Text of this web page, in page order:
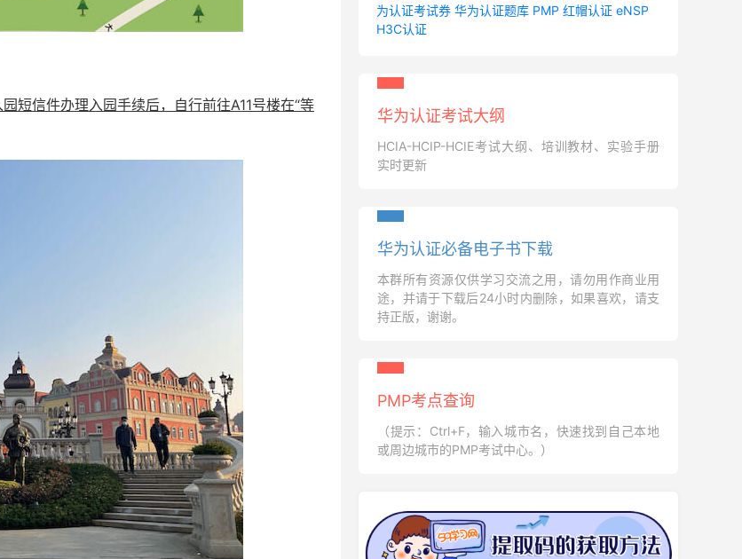
短信件办理入园手续后，自行前往A11号楼在“等
为认证考试券 华为认证题库 PMP 红帽认证 eNSP
H3C认证
华为认证考试大纲
HCIA-HCIP-HCIE考试大纲、培训教材、实验手册
实时更新
华为认证必备电子书下载
本群所有资源仅供学习交流之用，请勿用作商业用
途，并请于下载后24小时内删除，如果喜欢，请支
持正版，谢谢。
PMP考点查询
（提示：Ctrl+F，输入城市名，快速找到自己本地
或周边城市的PMP考试中心。）